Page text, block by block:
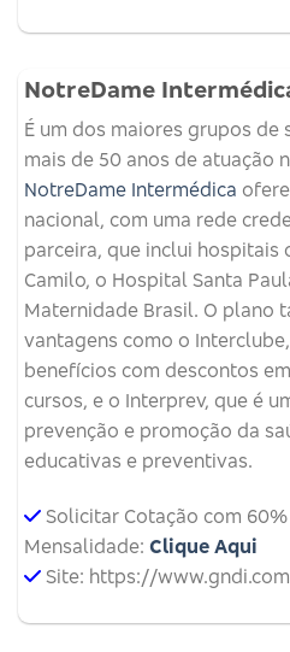
NotreDame
É um dos maiores grupos de
mais de 50 anos de atuação
NotreDame Intermédica
nacional, com uma rede
parceira, que inclui hospitais
Camilo, o Hospital Santa
Maternidade Brasil. O plano
vantagens como o
benefícios com descontos
cursos, e o Interprev, que é
prevenção e promoção da
educativas e preventivas.
Solicitar Cotação com 60%
Mensalidade: Clique Aqui
Site: https://